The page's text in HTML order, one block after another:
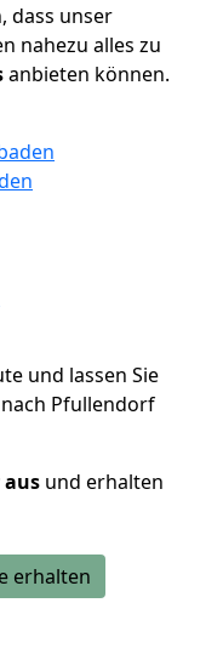
dass unser
nahezu alles zu
anbieten können.
und lassen Sie
Pfullendorf
aus und erhalten
erhalten